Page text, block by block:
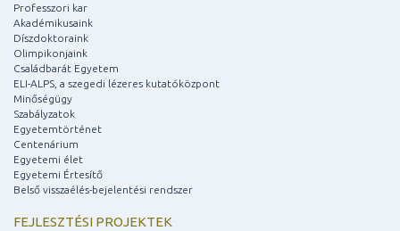
Professzori kar
Akadémikusaink
Díszdoktoraink
Olimpikonjaink
Családbarát Egyetem
ELI-ALPS, a szegedi lézeres kutatóközpont
Minőségügy
Szabályzatok
Egyetemtörténet
Centenárium
Egyetemi élet
Egyetemi Értesítő
Belső visszaélés-bejelentési rendszer
FEJLESZTÉSI PROJEKTEK